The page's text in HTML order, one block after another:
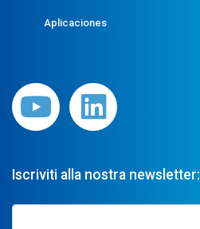
Aplicaciones
Iscriviti alla nostra newsletter: